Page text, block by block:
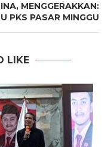
MENGGERAKKAN:
PKS PASAR MINGGU
LIKE